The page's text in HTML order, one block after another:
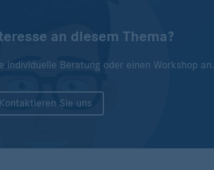
an diesem Thema?
individuelle Beratung oder einen Workshop an.
Kontaktieren Sie uns